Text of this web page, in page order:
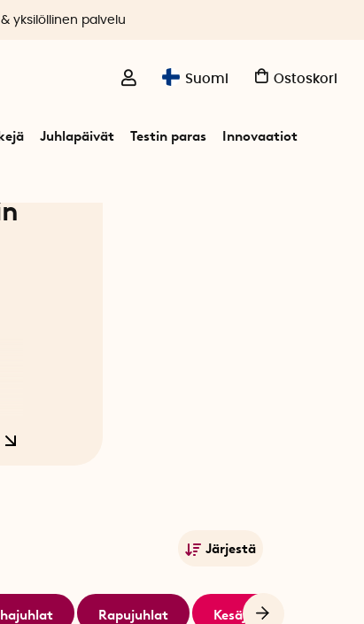
Suomi Ostoskori
Juhlapäivät Testin paras Innovaatiot
yksilöllinen palvelu
Järjestä
Nimet A-Ö
Rapujuhlat Kesäjuhlat